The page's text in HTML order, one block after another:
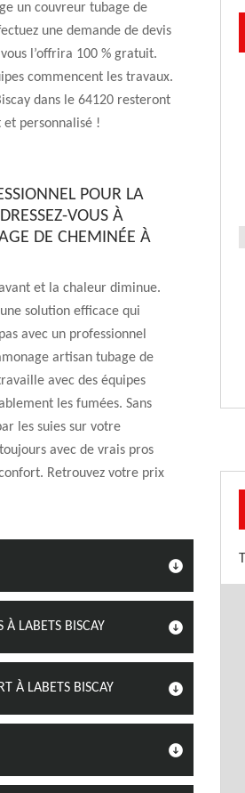
un couvreur tubage de
une demande de devis
l’offrira 100 % gratuit.
commencent les travaux.
dans le 64120 resteront
personnalisé !
POUR LA
VOUS À
DE CHEMINÉE À
et la chaleur diminue.
solution efficace qui
avec un professionnel
artisan tubage de
avec des équipes
les fumées. Sans
les suies sur votre
avec de vrais pros
Retrouvez votre prix
LABETS BISCAY
À LABETS BISCAY